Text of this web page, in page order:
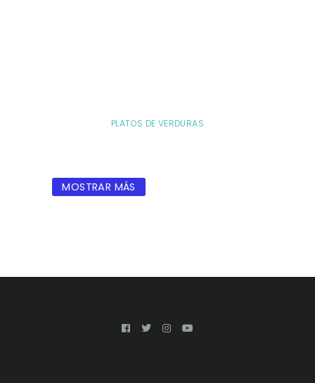
PLATOS DE VERDURAS
MOSTRAR MÁS